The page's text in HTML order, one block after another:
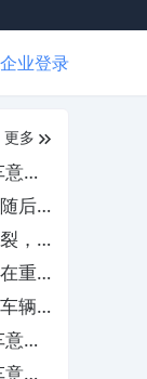
企业登录
更多
向
后失
，
重大
辆出
向
向